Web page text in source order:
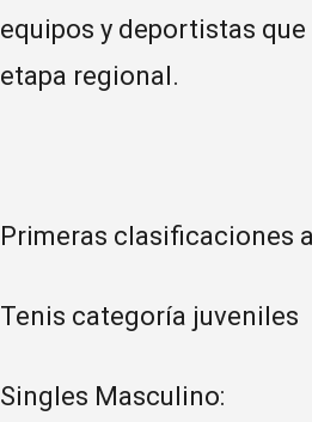
equipos y deportistas
etapa regional.
Primeras clasificaciones
Tenis categoría juveniles
Singles Masculino: